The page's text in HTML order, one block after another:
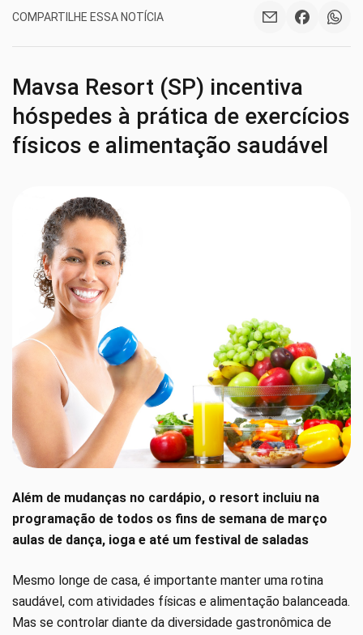
COMPARTILHE ESSA NOTÍCIA
Mavsa Resort (SP) incentiva
hóspedes à prática de exercícios
físicos e alimentação saudável
Além de mudanças no cardápio, o resort incluiu na
programação de todos os fins de semana de março
aulas de dança, ioga e até um festival de saladas
Mesmo longe de casa, é importante manter uma rotina
saudável, com atividades físicas e alimentação balanceada.
Mas se controlar diante da diversidade gastronômica de